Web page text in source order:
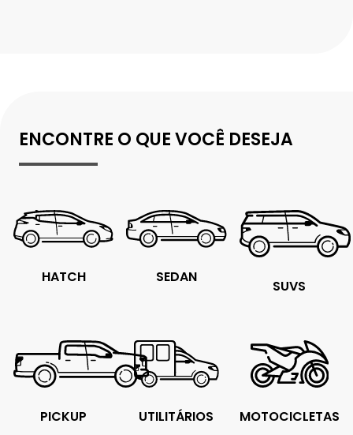
ENCONTRE O QUE VOCÊ DESEJA
HATCH SEDAN
SUVS
PICKUP UTILITÁRIOS MOTOCICLETAS